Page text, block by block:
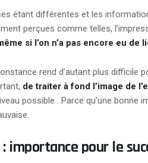
étant différentes et les
perçues comme telles,
si l’on n’a pas encore eu
rend d’autant plus difficile
de traiter à fond l’image de
possible . Parce qu’une bonne
importance pour le